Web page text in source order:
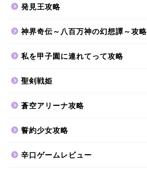
発見王攻略
神界奇伝～八百万神の幻想譚～攻略
私を甲子園に連れてって攻略
聖剣戦姫
蒼空アリーナ攻略
誓約少女攻略
辛口ゲームレビュー